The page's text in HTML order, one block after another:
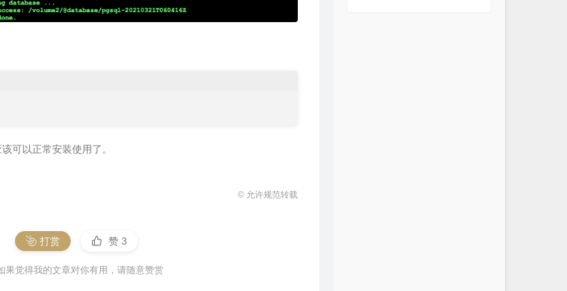
可以正常安装使用了。
© 允许规范转载
打赏 赞 3
果觉得我的文章对你有用，请随意赞赏